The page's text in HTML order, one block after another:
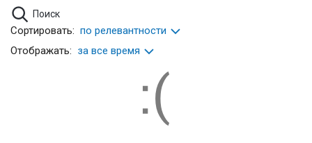
Поиск
Сортировать: по релевантности
Отображать: за все время